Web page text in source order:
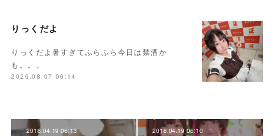
りっくだよ
りっくだよ暑すぎてふらふら今日は禁酒か
も。。。
2026.08.07 06:14
2018.04.19 06:13 2018.04.19 06:10